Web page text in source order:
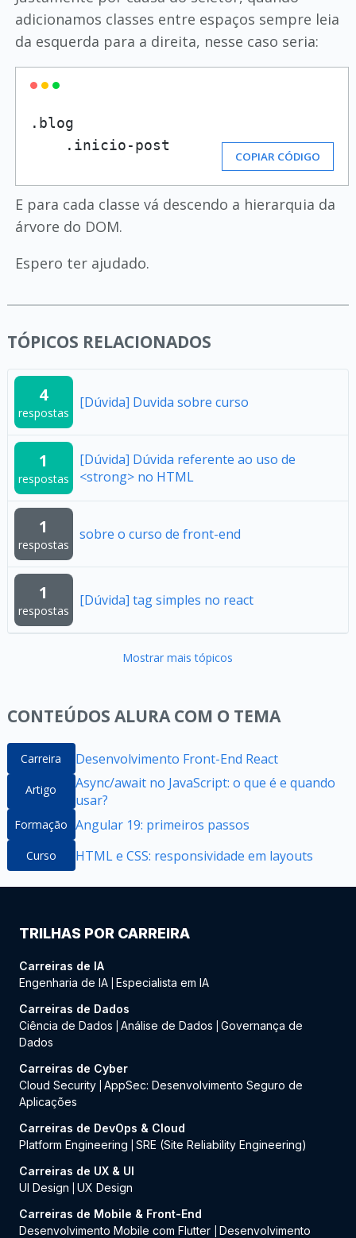
adicionamos classes entre espaços sempre leia
da esquerda para a direita, nesse caso seria:
.blog
    .inicio-post
COPIAR CÓDIGO
E para cada classe vá descendo a hierarquia da
árvore do DOM.
Espero ter ajudado.
TÓPICOS RELACIONADOS
4
respostas
[Dúvida] Duvida sobre curso
1
respostas
[Dúvida] Dúvida referente ao uso de
<strong> no HTML
1
respostas
sobre o curso de front-end
1
respostas
[Dúvida] tag simples no react
Mostrar mais tópicos
CONTEÚDOS ALURA COM O TEMA
Carreira Desenvolvimento Front-End React
Artigo
Async/await no JavaScript: o que é e quando
usar?
Formação Angular 19: primeiros passos
Curso HTML e CSS: responsividade em layouts
TRILHAS POR CARREIRA
Carreiras de IA
Engenharia de IA Especialista em IA
Carreiras de Dados
Ciência de Dados
Análise de Dados
Governança de
Dados
Carreiras de Cyber
Cloud Security AppSec: Desenvolvimento Seguro de
Aplicações
Carreiras de DevOps & Cloud
Platform Engineering
SRE (Site Reliability Engineering)
Carreiras de UX & UI
UI Design
UX Design
Carreiras de Mobile & Front-End
Desenvolvimento Mobile com Flutter
Desenvolvimento